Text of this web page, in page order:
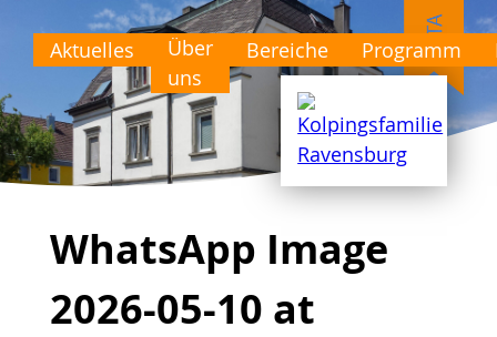
Aktuelles
Über
uns
Bereiche Programm
WhatsApp Image
2026-05-10 at